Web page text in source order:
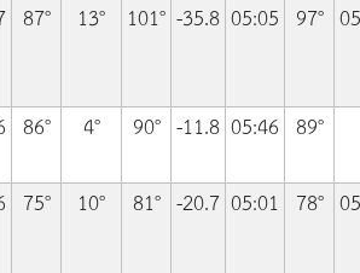
87° 13° 101° -35.8 05:05 97°
86° 4° 90° -11.8 05:46 89°
75° 10° 81° -20.7 05:01 78°